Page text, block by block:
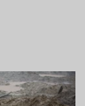
и множество